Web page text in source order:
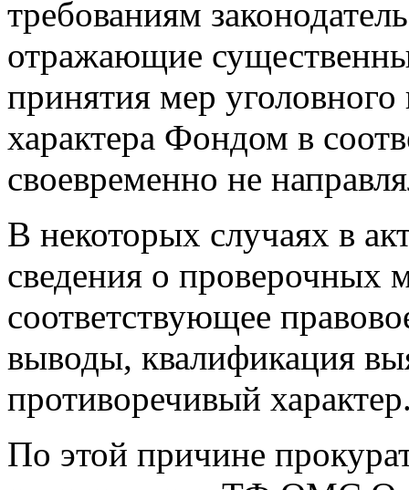
требованиям
отражающие
принятия мер
характера Фондом в
своевременно не
В некоторых случаях в
сведения о проверочных
соответствующее
выводы, квалификация
противоречивый
По этой причине